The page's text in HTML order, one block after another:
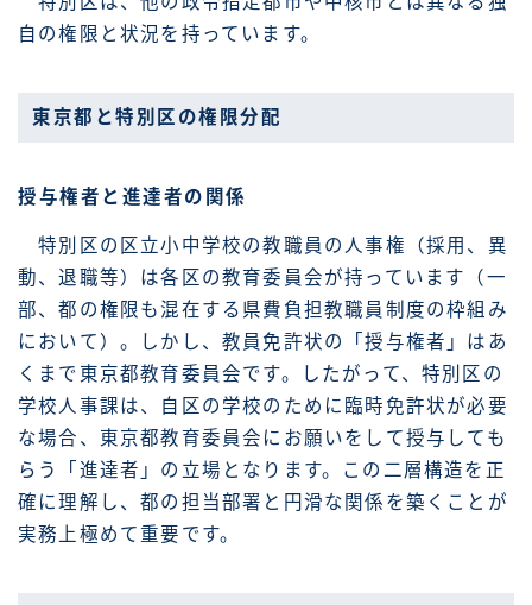
自の権限と状況を持っています。
東京都と特別区の権限分配
授与権者と進達者の関係
特別区の区立小中学校の教職員の人事権（採用、異
動、退職等）は各区の教育委員会が持っています（一
部、都の権限も混在する県費負担教職員制度の枠組み
において）。しかし、教員免許状の「授与権者」はあ
くまで東京都教育委員会です。したがって、特別区の
学校人事課は、自区の学校のために臨時免許状が必要
な場合、東京都教育委員会にお願いをして授与しても
らう「進達者」の立場となります。この二層構造を正
確に理解し、都の担当部署と円滑な関係を築くことが
実務上極めて重要です。